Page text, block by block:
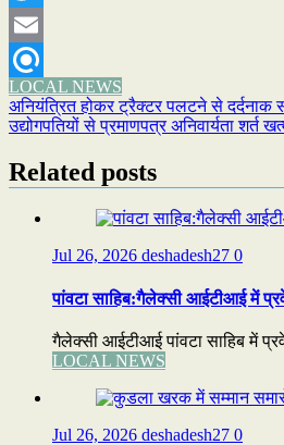
Twitter
Email
Refind
LOCAL NEWS
Post
navigation
अनियंत्रित होकर ट्रैक्टर पलटने से दर्दनाक
उद्योगपतियों से प्रमाणपत्र अनिवार्यता शर्त
Related posts
Jul 26, 2026 deshadesh27 0
पांवटा साहिब:गैलेक्सी आईटीआई में
गैलेक्सी आईटीआई पांवटा साहिब में
LOCAL NEWS
Jul 26, 2026 deshadesh27 0